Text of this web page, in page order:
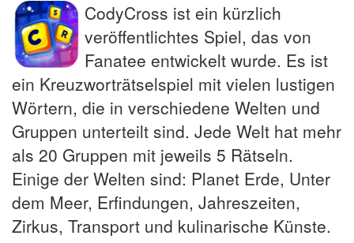
CodyCross ist ein kürzlich
veröffentlichtes Spiel, das von
Fanatee entwickelt wurde. Es ist
ein Kreuzworträtselspiel mit vielen lustigen
Wörtern, die in verschiedene Welten und
Gruppen unterteilt sind. Jede Welt hat mehr
als 20 Gruppen mit jeweils 5 Rätseln.
Einige der Welten sind: Planet Erde, Unter
dem Meer, Erfindungen, Jahreszeiten,
Zirkus, Transport und kulinarische Künste.